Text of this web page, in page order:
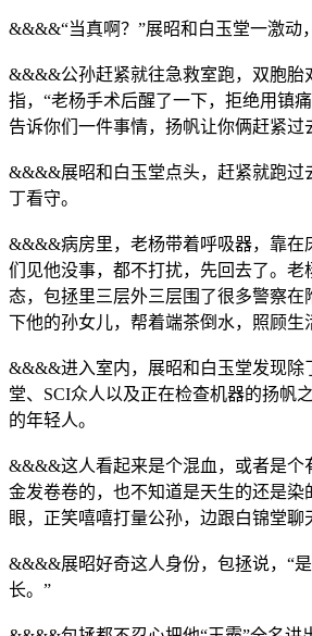
&&&&“当真啊？”展昭和白玉堂一激动
&&&&公孙赶紧就往急救室跑，双胞胎
指，“老杨手术后醒了一下，拒绝用镇
告诉你们一件事情，扬帆让你俩赶紧过
&&&&展昭和白玉堂点头，赶紧就跑过
丁看守。
&&&&病房里，老杨带着呼吸器，靠在
们见他没事，都不打扰，先回去了。老
态，包拯里三层外三层围了很多警察在
下他的孙女儿，帮着端茶倒水，照顾生
&&&&进入室内，展昭和白玉堂发现除
堂、SCI众人以及正在检查机器的扬帆
的年轻人。
&&&&这人看起来是个混血，或者是个
金发卷卷的，也不知道是天生的还是染
眼，正笑嘻嘻打量公孙，边跟白锦堂聊
&&&&展昭好奇这人身份，包拯说，“
长。”